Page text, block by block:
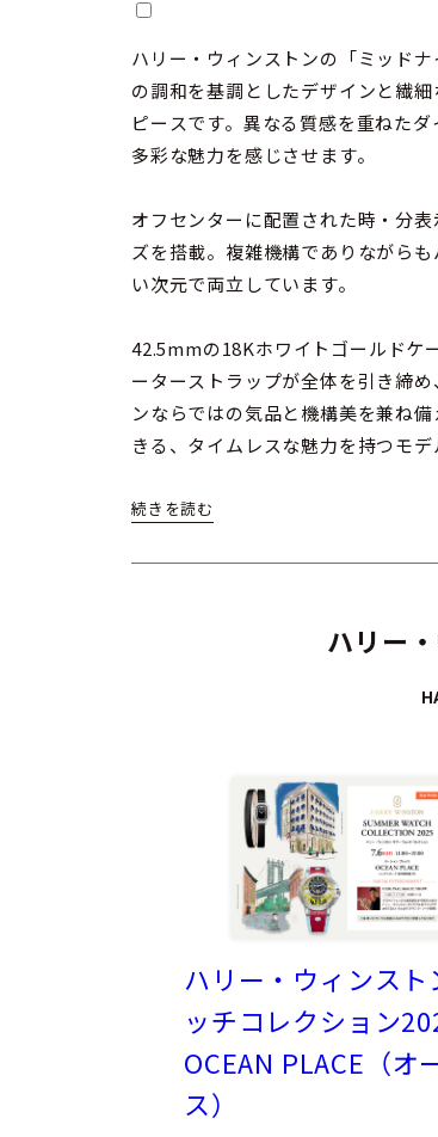
ハリー・ウィンストンの「ミッド
の調和を基調としたデザインと繊
ピースです。異なる質感を重ねた
多彩な魅力を感じさせます。
オフセンターに配置された時・分
ズを搭載。複雑機構でありながら
い次元で両立しています。
42.5mmの18Kホワイトゴールドケ
ーターストラップが全体を引き締
ンならではの気品と機構美を兼ね
きる、タイムレスな魅力を持つモデ
ハリー
ハリー・ウィンスト
ッチコレクション
OCEAN PLACE（オ
ス）